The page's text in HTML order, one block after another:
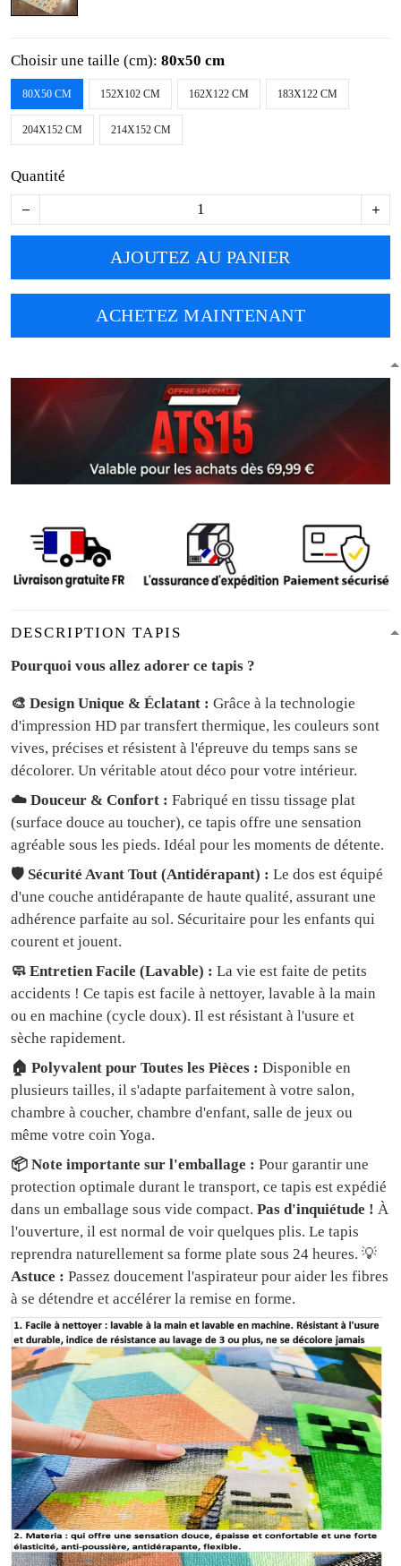
Choisir une taille (cm): 80x50 cm
80X50 CM 152X102 CM 162X122 CM 183X122 CM
204X152 CM 214X152 CM
Quantité
AJOUTEZ AU PANIER
ACHETEZ MAINTENANT
DESCRIPTION TAPIS
Pourquoi vous allez adorer ce tapis ?
🎨 Design Unique & Éclatant : Grâce à la technologie
d'impression HD par transfert thermique, les couleurs sont
vives, précises et résistent à l'épreuve du temps sans se
décolorer. Un véritable atout déco pour votre intérieur.
☁️ Douceur & Confort : Fabriqué en tissu tissage plat
(surface douce au toucher), ce tapis offre une sensation
agréable sous les pieds. Idéal pour les moments de détente.
🛡️ Sécurité Avant Tout (Antidérapant) : Le dos est équipé
d'une couche antidérapante de haute qualité, assurant une
adhérence parfaite au sol. Sécuritaire pour les enfants qui
courent et jouent.
🧼 Entretien Facile (Lavable) : La vie est faite de petits
accidents ! Ce tapis est facile à nettoyer, lavable à la main
ou en machine (cycle doux). Il est résistant à l'usure et
sèche rapidement.
🏠 Polyvalent pour Toutes les Pièces : Disponible en
plusieurs tailles, il s'adapte parfaitement à votre salon,
chambre à coucher, chambre d'enfant, salle de jeux ou
même votre coin Yoga.
📦 Note importante sur l'emballage : Pour garantir une
protection optimale durant le transport, ce tapis est expédié
dans un emballage sous vide compact. Pas d'inquiétude ! À
l'ouverture, il est normal de voir quelques plis. Le tapis
reprendra naturellement sa forme plate sous 24 heures. 💡
Astuce : Passez doucement l'aspirateur pour aider les fibres
à se détendre et accélérer la remise en forme.